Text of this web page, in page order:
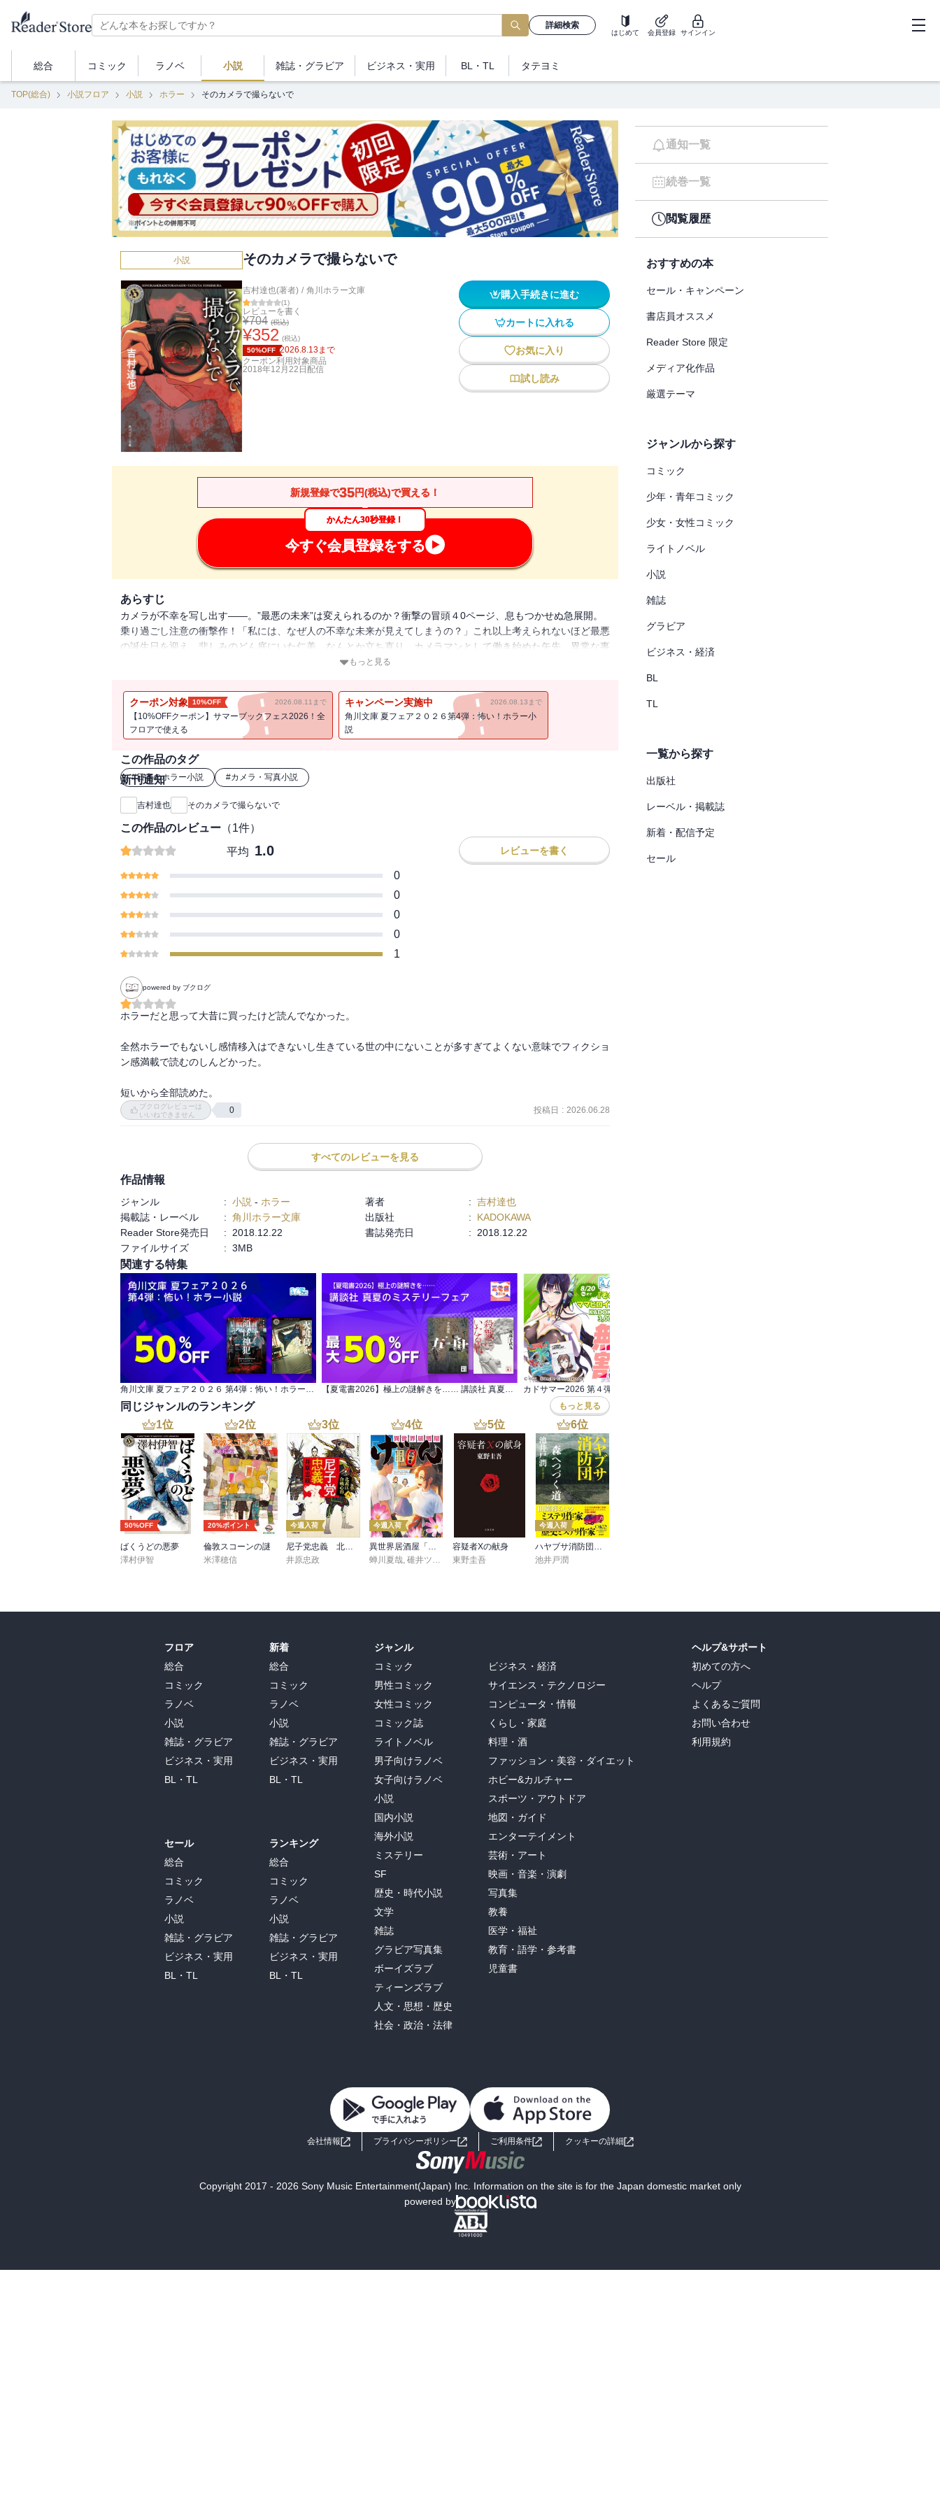
詳細検索
はじめて 会員登録 サインイン
総合 コミック ラノベ 小説 雑誌・ グラビア ビジネス ・実用 BL・TL タテヨミ
TOP(総合) 小説フロア 小説 ホラー そのカメラで撮らないで
小説 そのカメラで撮らないで
吉村達也(著者) / 角川ホラー文庫
(1)
レビューを書く
¥704 (税込)
¥352 (税込)
50%OFF 2026.8.13まで
クーポン利用対象商品
2018年12月22日 配信
購入手続きに進む
カートに入れる
お気に入り
試し読み
新規登録で35円(税込)で買える！
かんたん30秒登録！
今すぐ会員登録をする
あらすじ
カメラが不幸を写し出す――。”最悪の未来”は変えられるのか？衝撃の冒頭４0ページ、息もつかせぬ急展開。
乗り過ごし注意の衝撃作！「私には、なぜ人の不幸な未来が見えてしまうの？」これ以上考えられないほど最悪
の誕生日を迎え、悲しみのどん底にいた仁美。なんとか立ち直り、カメラマンとして働き始めた矢先、異常な事
態に遭遇する。記念撮影をした老夫婦の悲惨な末路が、デジカメの液晶画面に現れたのだ――。未来は変えられ
ろしい惨劇が襲いかかる！
もっと見る
クーポン対象 10%OFF 2026.08.11まで
【10%OFFクーポン】サマーブックフェス2026！全
フロアで使える
キャンペーン実施中 2026.08.13まで
角川文庫 夏フェア２０２６第4弾：怖い！ホラー小
説
この作品のタグ
#日本のホラー小説 #カメラ・写真小説
新刊通知
吉村達也 そのカメラで撮らないで
この作品のレビュー （1件）
平均 1.0 レビューを書く
0
0
0
0
1
powered by ブクログ
ホラーだと思って大昔に買ったけど読んでなかった。
全然ホラーでもないし感情移入はできないし生きている世の中にないことが多すぎてよくない意味でフィクショ
ン感満載で読むのしんどかった。
短いから全部読めた。
ブクログレビューは
いいねできません
0 投稿日 : 2026.06.28
すべてのレビューを見る
作品情報
ジャンル : 小説 - ホラー 著者 : 吉村達也
掲載誌・レーベル
: 角川ホラー文庫 出版社 :
KADOKAWA
Reader Store発売日
: 2018.12.22 書誌発売日 :
2018.12.22
ファイルサイズ
: 3MB
関連する特集
角川文庫 夏フェア２０２６ 第4弾：怖い！ホラー小説 【夏電書2026】極上の謎解きを…… 講談社 真夏のミステリーフェア カドサマー2026 第４弾
同じジャンルのランキング もっと見る
1位
50%OFF
ばくうどの悪夢
澤村伊智
2位
20%ポイント
倫敦スコーンの謎
米澤穂信
3位
今週入荷
尼子党忠義 北近江合戦心得〈八〉
井原忠政
4位
今週入荷
異世界居酒屋「げん」三杯目
蝉川夏哉, 碓井ツカサ
5位
容疑者Xの献身
東野圭吾
6位
今週入荷
ハヤブサ消防団 森へつづく道
池井戸潤
通知一覧
続巻一覧
閲覧履歴
おすすめの本
セール・キャンペーン
書店員オススメ
Reader Store 限定
メディア化作品
厳選テーマ
ジャンルから探す
コミック
少年・青年コミック
少女・女性コミック
ライトノベル
小説
雑誌
グラビア
ビジネス・経済
BL
TL
一覧から探す
出版社
レーベル・掲載誌
新着・配信予定
セール
フロア
総合
コミック
ラノベ
小説
雑誌・グラビア
ビジネス・実用
BL・TL
セール
総合
コミック
ラノベ
小説
雑誌・グラビア
ビジネス・実用
BL・TL
新着
総合
コミック
ラノベ
小説
雑誌・グラビア
ビジネス・実用
BL・TL
ランキング
総合
コミック
ラノベ
小説
雑誌・グラビア
ビジネス・実用
BL・TL
ジャンル
コミック
男性コミック
女性コミック
コミック誌
ライトノベル
男子向けラノベ
女子向けラノベ
小説
国内小説
海外小説
ミステリー
SF
歴史・時代小説
文学
雑誌
グラビア写真集
ボーイズラブ
ティーンズラブ
人文・思想・歴史
社会・政治・法律
ビジネス・経済
サイエンス・テクノロジー
コンピュータ・情報
くらし・家庭
料理・酒
ファッション・美容・ダイエット
ホビー&カルチャー
スポーツ・アウトドア
地図・ガイド
エンターテイメント
芸術・アート
映画・音楽・演劇
写真集
教養
医学・福祉
教育・語学・参考書
児童書
ヘルプ&サポート
初めての方へ
ヘルプ
よくあるご質問
お問い合わせ
利用規約
会社情報 プライバシーポリシー ご利用条件 クッキーの詳細
Copyright 2017 - 2026 Sony Music Entertainment(Japan) Inc. Information on the site is for the Japan domestic market only
powered by